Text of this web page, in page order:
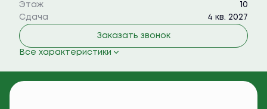
Этаж
10
Сдача
4 кв. 2027
Заказать звонок
Все характеристики